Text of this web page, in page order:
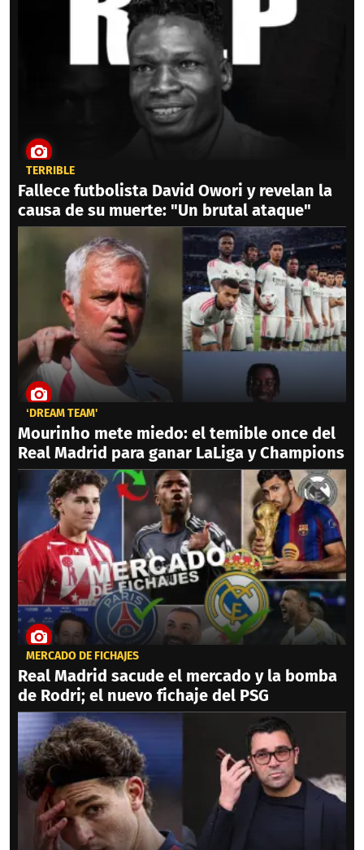
TERRIBLE
Fallece futbolista David Owori y revelan la
causa de su muerte: "Un brutal ataque"
‘DREAM TEAM'
Mourinho mete miedo: el temible once del
Real Madrid para ganar LaLiga y Champions
MERCADO DE FICHAJES
Real Madrid sacude el mercado y la bomba
de Rodri; el nuevo fichaje del PSG